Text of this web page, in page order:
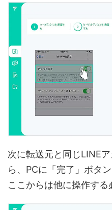
次に転送元と同じLINE
ら、PCに「完了」ボタン
ここからは他に操作する